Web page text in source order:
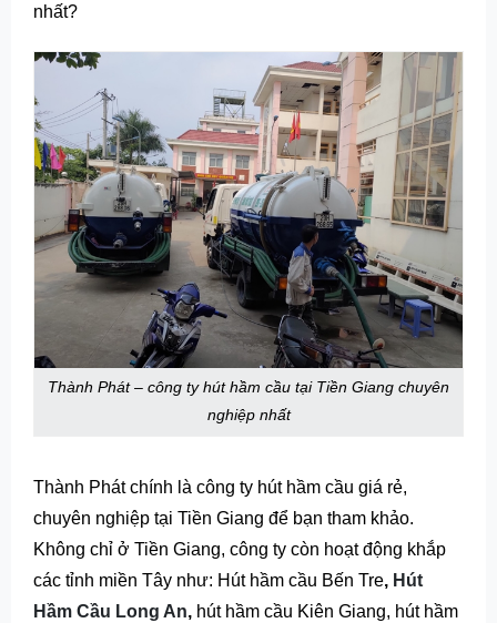
nhất?
Thành Phát – công ty hút hầm cầu tại Tiền Giang chuyên
nghiệp nhất
Thành Phát chính là công ty hút hầm cầu giá rẻ,
chuyên nghiệp tại Tiền Giang để bạn tham khảo.
Không chỉ ở Tiền Giang, công ty còn hoạt động khắp
các tỉnh miền Tây như: Hút hầm cầu Bến Tre, Hút
Hầm Cầu Long An, hút hầm cầu Kiên Giang, hút hầm